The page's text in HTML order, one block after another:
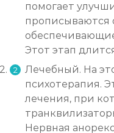
помогает
прописываются
Этот этап
Лечебный. На
психотерапия.
лечения, при
Нервная